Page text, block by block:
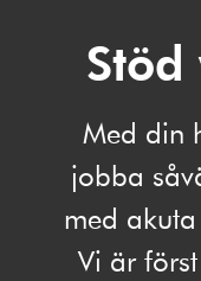
Med din
jobba
med
Vi är